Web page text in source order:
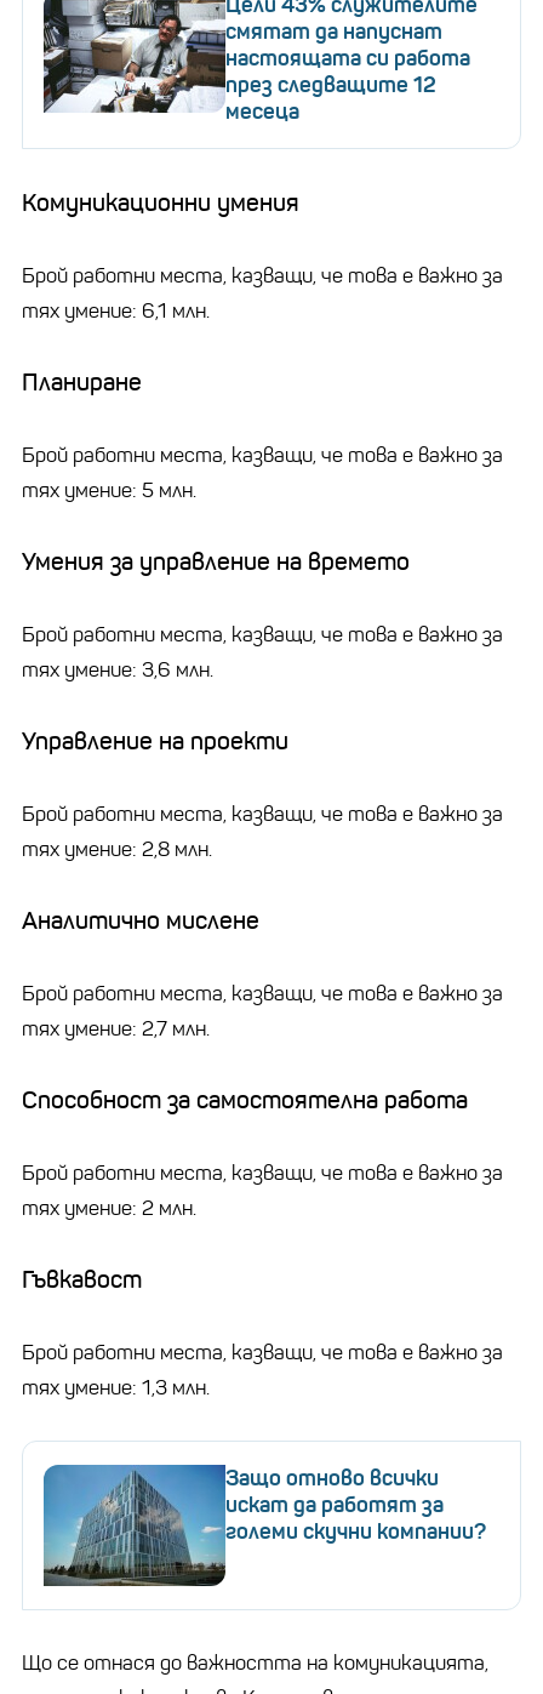
смятат да напуснат
настоящата си работа
през следващите 12
месеца
Комуникационни умения
Брой работни места, казващи, че това е важно за
тях умение: 6,1 млн.
Планиране
Брой работни места, казващи, че това е важно за
тях умение: 5 млн.
Умения за управление на времето
Брой работни места, казващи, че това е важно за
тях умение: 3,6 млн.
Управление на проекти
Брой работни места, казващи, че това е важно за
тях умение: 2,8 млн.
Аналитично мислене
Брой работни места, казващи, че това е важно за
тях умение: 2,7 млн.
Способност за самостоятелна работа
Брой работни места, казващи, че това е важно за
тях умение: 2 млн.
Гъвкавост
Брой работни места, казващи, че това е важно за
тях умение: 1,3 млн.
Защо отново всички
искат да работят за
големи скучни компании?
Що се отнася до важността на комуникацията,